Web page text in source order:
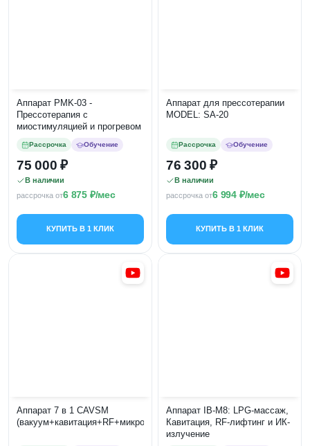
Аппарат PMK-03 -
Прессотерапия с
миостимуляцией и прогревом
Рассрочка Обучение
75 000
В наличии
рассрочка от6 875 /мес
КУПИТЬ В 1 КЛИК
Аппарат для прессотерапии
MODEL: SA-20
Рассрочка Обучение
76 300
В наличии
рассрочка от6 994 /мес
КУПИТЬ В 1 КЛИК
Аппарат 7 в 1 CAVSM
(вакуум+кавитация+RF+микротоки)
Аппарат IB-M8: LPG-массаж,
Кавитация, RF-лифтинг и ИК-
излучение